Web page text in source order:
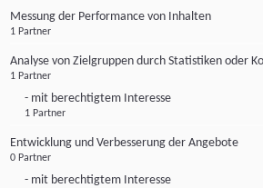
Messung der Performance von Inhalten
1 Partner
Analyse von Zielgruppen durch Statistiken oder
1 Partner
- mit berechtigtem Interesse
1 Partner
Entwicklung und Verbesserung der Angebote
0 Partner
- mit berechtigtem Interesse